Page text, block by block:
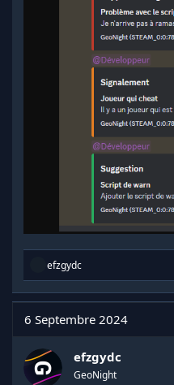
R
a
c
t
i
n
s
:
efzgydc
6 Septembre 2024
efzgydc
GeoNight